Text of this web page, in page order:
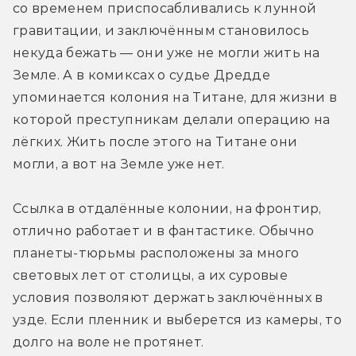
со временем приспосабливались к лунной
гравитации, и заключённым становилось
некуда бежать — они уже не могли жить на
Земле. А в комиксах о судье Дредде
упоминается колония на Титане, для жизни в
которой преступникам делали операцию на
лёгких. Жить после этого на Титане они
могли, а вот на Земле уже нет.
Ссылка в отдалённые колонии, на фронтир,
отлично работает и в фантастике. Обычно
планеты-тюрьмы расположены за много
световых лет от столицы, а их суровые
условия позволяют держать заключённых в
узде. Если пленник и выберется из камеры, то
долго на воле не протянет.